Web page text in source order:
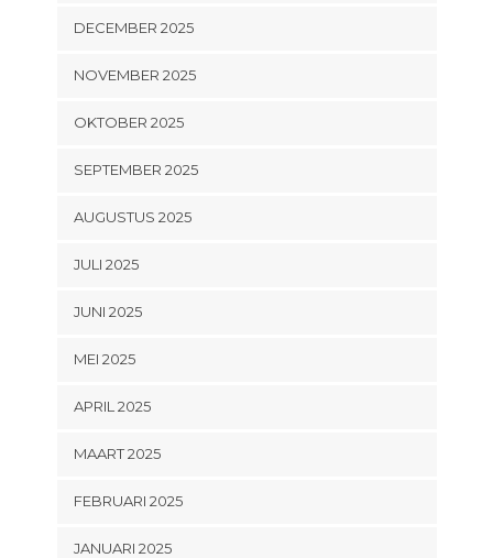
DECEMBER 2025
NOVEMBER 2025
OKTOBER 2025
SEPTEMBER 2025
AUGUSTUS 2025
JULI 2025
JUNI 2025
MEI 2025
APRIL 2025
MAART 2025
FEBRUARI 2025
JANUARI 2025